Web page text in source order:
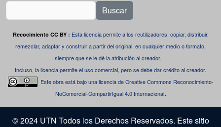
Buscar
Recocimiento CC BY : Esta licencia permite a los reutilizadores: copiar, distribuir,
remezclar, adaptar y construir a partir del original, en cualquier medio o formato,
siempre que se le dé la atribución al creador.
Incluso, la licencia permite el uso comercial, pero se debe dar crédito al creador.
Este obra está bajo unalicencia de Creative Commons Reconocimiento-
NoComercial-CompartirIgual 4.0 Internacional.
© 2024 UTN Todos los Derechos Reservados. Este sitio